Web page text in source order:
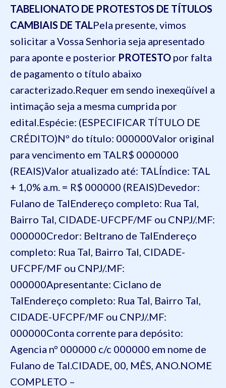
TABELIONATO DE PROTESTOS DE TÍTULOS
CAMBIAIS DE TALPela presente, vimos
solicitar a Vossa Senhoria seja apresentado
para aponte e posterior PROTESTO por falta
de pagamento o título abaixo
caracterizado.Requer em sendo inexeqüível a
intimação seja a mesma cumprida por
edital.Espécie: (ESPECIFICAR TÍTULO DE
CRÉDITO)Nº do título: 000000Valor original
para vencimento em TALR$ 0000000
(REAIS)Valor atualizado até: TALÍndice: TAL
+ 1,0% a.m. = R$ 000000 (REAIS)Devedor:
Fulano de TalEndereço completo: Rua Tal,
Bairro Tal, CIDADE-UFCPF/MF ou CNPJ/.MF:
000000Credor: Beltrano de TalEndereço
completo: Rua Tal, Bairro Tal, CIDADE-
UFCPF/MF ou CNPJ/.MF:
000000Apresentante: Ciclano de
TalEndereço completo: Rua Tal, Bairro Tal,
CIDADE-UFCPF/MF ou CNPJ/.MF:
000000Conta corrente para depósito:
Agencia nº 000000 c/c 000000 em nome de
Fulano de Tal.CIDADE, 00, MÊS, ANO.NOME
COMPLETO –